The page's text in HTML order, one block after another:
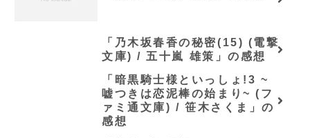
「乃木坂春香の秘密(15) (電撃
文庫) / 五十嵐 雄策」の感想
「暗黒騎士様といっしょ!3 ~
嘘つきは恋泥棒の始まり~ (フ
ァミ通文庫) / 笹木さくま」の
感想